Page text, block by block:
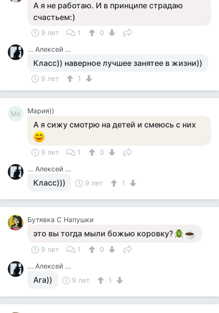
А я не работаю. И в принципе страдаю
счастьем:)
9 лет 1
0
... Алексей ...
Класс)) наверное лучшее занятее в жизни))
9 лет 1
Ма Мария))
А я сижу смотрю на детей и смеюсь с них
9 лет 1
0
... Алексей ...
Класс))) 9 лет 1
Бутявка С Напушки
это вы тогда мыли божью коровку?
9 лет 1
0
... Алексей ...
Ага)) 9 лет 1